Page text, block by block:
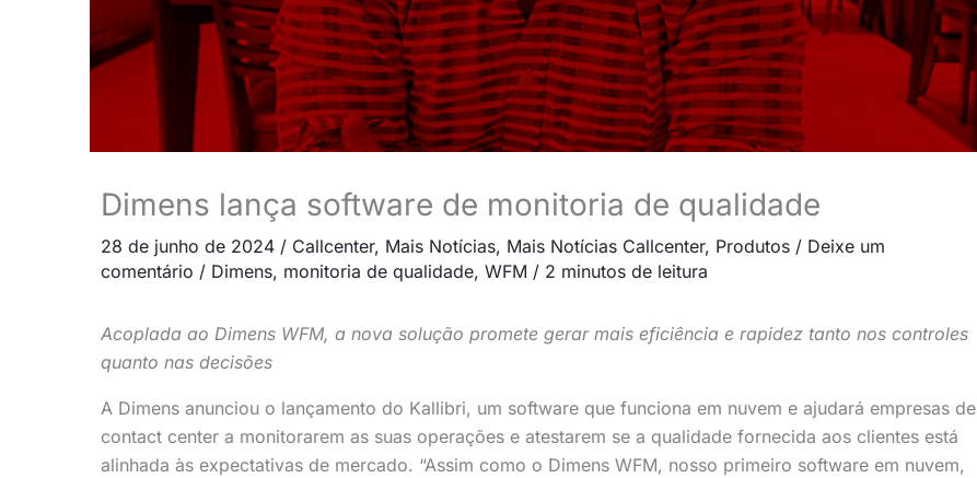
Dimens lança software de monitoria de qualidade
28 de junho de 2024 / Callcenter, Mais Notícias, Mais Notícias Callcenter, Produtos / Deixe um
comentário / Dimens, monitoria de qualidade, WFM / 2 minutos de leitura
Acoplada ao Dimens WFM, a nova solução promete gerar mais eficiência e rapidez tanto nos controles
quanto nas decisões
A Dimens anunciou o lançamento do Kallibri, um software que funciona em nuvem e ajudará empresas de
contact center a monitorarem as suas operações e atestarem se a qualidade fornecida aos clientes está
alinhada às expectativas de mercado. “Assim como o Dimens WFM, nosso primeiro software em nuvem,